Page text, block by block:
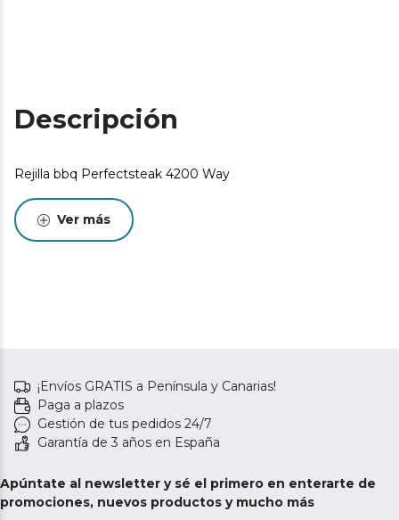
Descripción
Rejilla bbq Perfectsteak 4200 Way
Ver más
¡Envíos GRATIS a Península y Canarias!
Paga a plazos
Gestión de tus pedidos 24/7
Garantía de 3 años en España
Apúntate al newsletter y sé el primero en enterarte de
promociones, nuevos productos y mucho más